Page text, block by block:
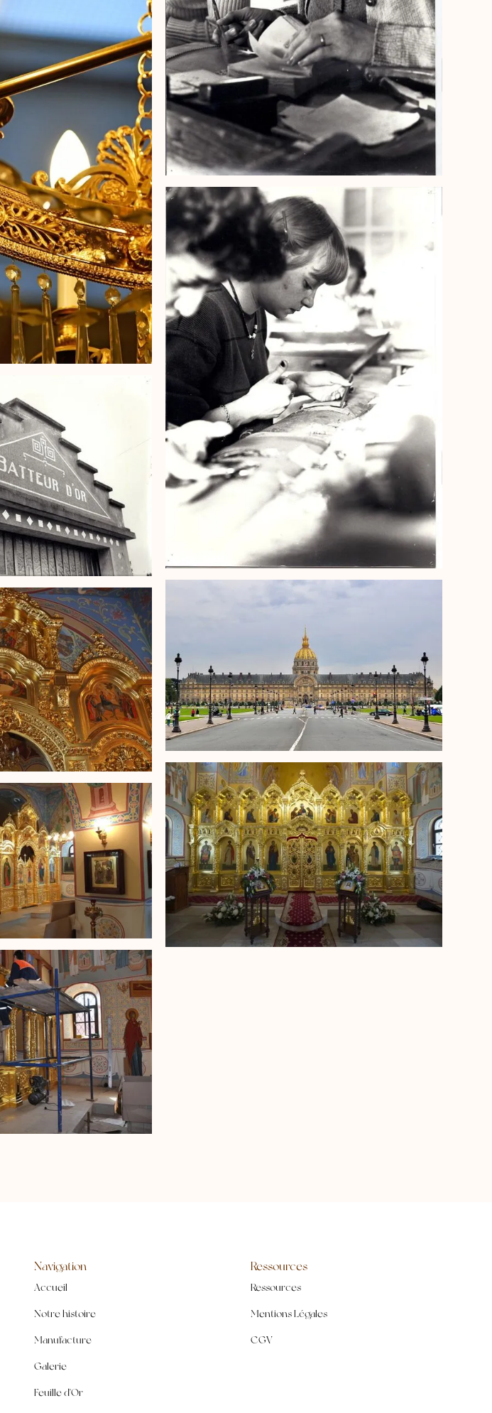
Navigation
Accueil
Notre histoire
Manufacture
Galerie
Feuille d'Or
Ressources
Ressources
Mentions Légales
CGV